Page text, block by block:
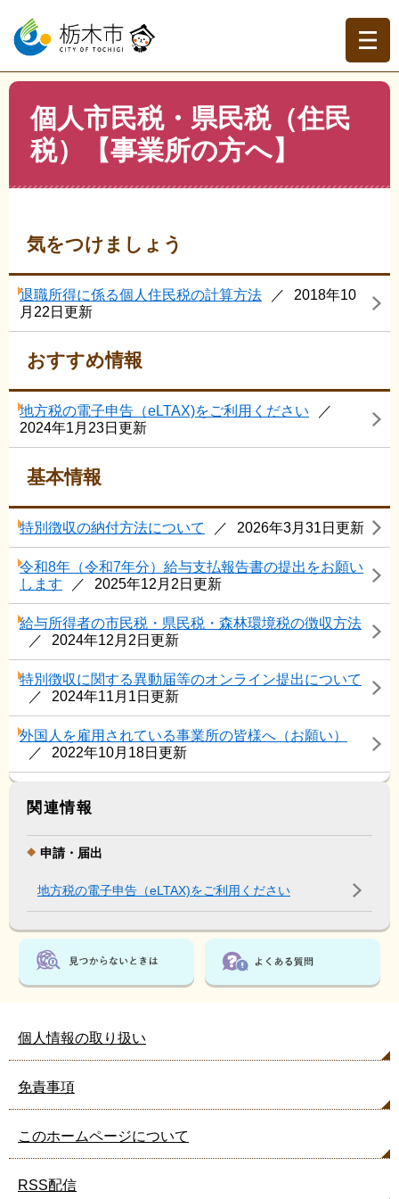
ー
の
先
ニ
ー
を
本
トップページ >分類でさがす >事業者の方へ >税（企
業・事業者）
>個人市民税・県民税（住民税）【事業所の
方へ】
個人市民税・県民税（住民
税）【事業所の方へ】
気をつけましょう
退職所得に係る個人住民税の計算方法
2018年10
月22日更新
おすすめ情報
地方税の電子申告（eLTAX)をご利用ください
2024年1月23日更新
基本情報
特別徴収の納付方法について 2026年3月31日更新
令和8年（令和7年分）給与支払報告書の提出をお願い
します
2025年12月2日更新
給与所得者の市民税・県民税・森林環境税の徴収方法
2024年12月2日更新
特別徴収に関する異動届等のオンライン提出について
2024年11月1日更新
外国人を雇用されている事業所の皆様へ（お願い）
2022年10月18日更新
関連情報
申請・届出
地方税の電子申告（eLTAX)をご利用ください
個人情報の取り扱い
免責事項
このホームページについて
RSS配信